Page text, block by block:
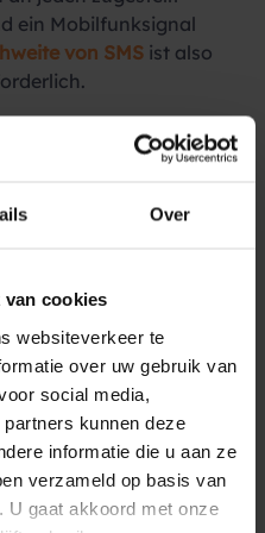
Over
van cookies
websiteverkeer te
over uw gebruik van
social media,
kunnen deze
informatie die u aan ze
verzameld op basis van
U gaat akkoord met onze
ein Mobilfunksignal
von SMS ist also
Sorgen machen, dass
Spam-Ordner, und
hängt nicht von einer
wissen Sie sofort,
und geöffnet hat.
von SMS-
höher als bei